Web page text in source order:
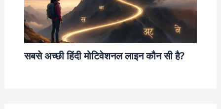
सबसे अच्छी हिंदी मोटिवेशनल लाइन कौन सी है?